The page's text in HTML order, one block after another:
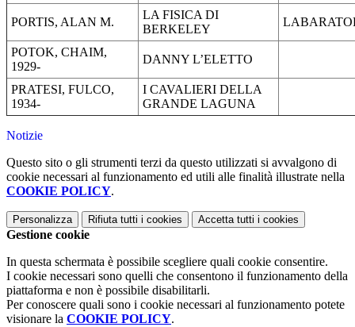
PORTIS, ALAN M.
LA FISICA DI
BERKELEY
POTOK, CHAIM,
1929-
DANNY L’ELETTO
PRATESI, FULCO,
1934-
I CAVALIERI DELLA
GRANDE LAGUNA
Notizie
Questo sito o gli strumenti terzi da questo utilizzati si avvalgono di
cookie necessari al funzionamento ed utili alle finalità illustrate nella
COOKIE POLICY.
Personalizza Rifiuta tutti i cookies Accetta tutti i cookies
Gestione cookie
In questa schermata è possibile scegliere quali cookie consentire.
I cookie necessari sono quelli che consentono il funzionamento della
piattaforma e non è possibile disabilitarli.
Per conoscere quali sono i cookie necessari al funzionamento potete
visionare la COOKIE POLICY.